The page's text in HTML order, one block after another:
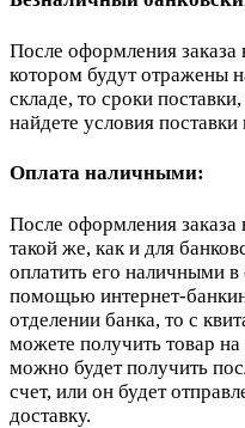
После оформления заказа
котором будут отражены
складе, то сроки
найдете условия поставки
Оплата наличными:
После оформления заказа
такой же, как и для
оплатить его наличными
помощью интернет-
отделении банка, то с
можете получить товар
можно будет получить
счет, или он будет
доставку.